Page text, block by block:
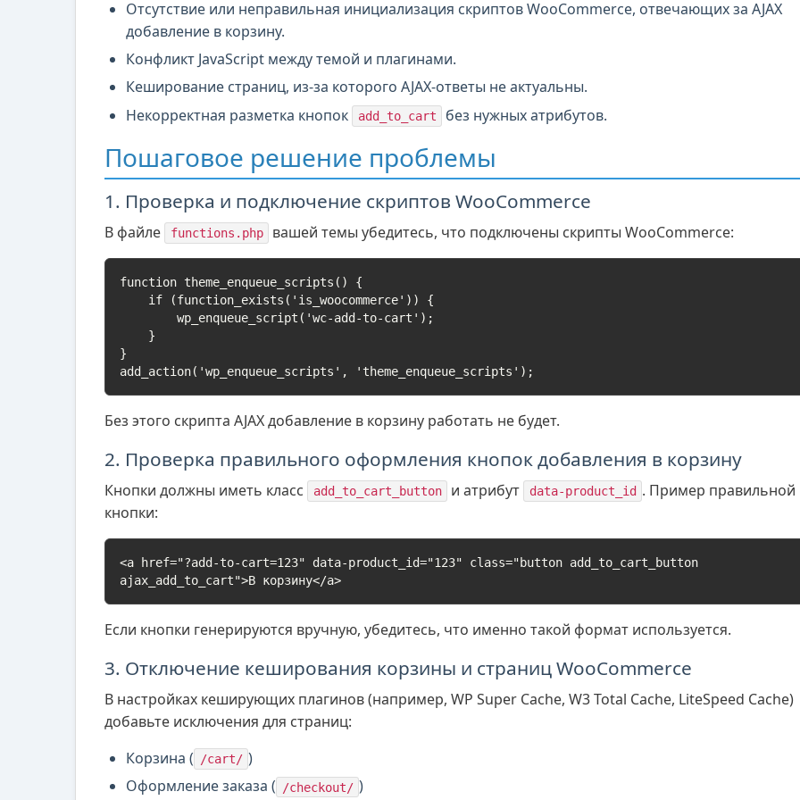
Отсутствие или неправильная инициализация скриптов WooCommerce, отвечающих за AJAX
добавление в корзину.
Конфликт JavaScript между темой и плагинами.
Кеширование страниц, из-за которого AJAX-ответы не актуальны.
Некорректная разметка кнопок
add_to_cart без нужных атрибутов.
Пошаговое решение проблемы
1. Проверка и подключение скриптов WooCommerce
В файле functions.php вашей темы убедитесь, что подключены скрипты WooCommerce:
function theme_enqueue_scripts() {
}
add_action('wp_enqueue_scripts', 'theme_enqueue_scripts');
Без этого скрипта AJAX добавление в корзину работать не будет.
2. Проверка правильного оформления кнопок добавления в корзину
Кнопки должны иметь класс add_to_cart_button и атрибут data-product_id . Пример правильной
кнопки:
<a href="?add-to-cart=123" data-product_id="123" class="button add_to_cart_button
ajax_add_to_cart">В корзину</a>
Если кнопки генерируются вручную, убедитесь, что именно такой формат используется.
3. Отключение кеширования корзины и страниц WooCommerce
В настройках кеширующих плагинов (например, WP Super Cache, W3 Total Cache, LiteSpeed Cache)
добавьте исключения для страниц:
Корзина (
/cart/ )
Оформление заказа (
/checkout/ )